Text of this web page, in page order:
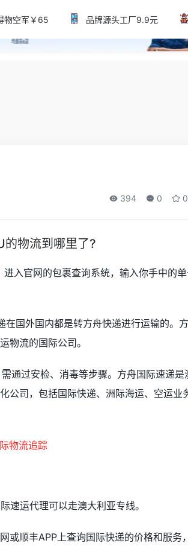
物空军￥65 品牌源头工厂9.9元
394 0 0
物流到哪里了?
入官网的包裹查询系统，输入你手中的
国外国内都是转方舟快递进行运输的。方
物流的国际公司。
通过安检、消毒等步骤。方舟国际速递是
公司，包括国际快递、洲际海运、空运业
速运代理可以走澳大利亚专线。
顺丰APP上查询国际快递的价格和服务，